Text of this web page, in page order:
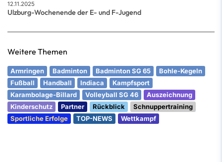
12.11.2025
Ulzburg-Wochenende der E- und F-Jugend
Weitere Themen
Armringen Badminton Badminton SG 65
Bohle-Kegeln
Fußball
Handball Indiaca
Kampfsport
Karambolage-Billard
Volleyball SG 46
Auszeichnung
Kinderschutz
Partner Rückblick
Schnuppertraining
Sportliche Erfolge
TOP-NEWS Wettkampf